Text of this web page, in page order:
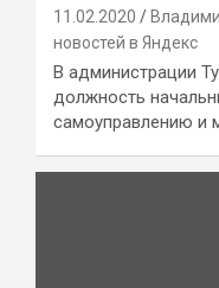
11.02.2020
новостей в Яндекс
В администрации
должность
самоуправлению и